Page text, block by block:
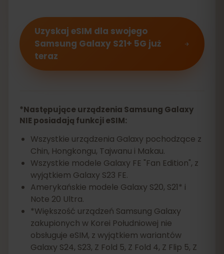
Uzyskaj eSIM dla swojego
Samsung Galaxy S21+ 5G już
teraz
*Następujące urządzenia Samsung Galaxy
NIE posiadają funkcji eSIM:
Wszystkie urządzenia Galaxy pochodzące z
Chin, Hongkongu, Tajwanu i Makau.
Wszystkie modele Galaxy FE "Fan Edition", z
wyjątkiem Galaxy S23 FE.
Amerykańskie modele Galaxy S20, S21* i
Note 20 Ultra.
*Większość urządzeń Samsung Galaxy
zakupionych w Korei Południowej nie
obsługuje eSIM, z wyjątkiem wariantów
Galaxy S24, S23, Z Fold 5, Z Fold 4, Z Flip 5, Z